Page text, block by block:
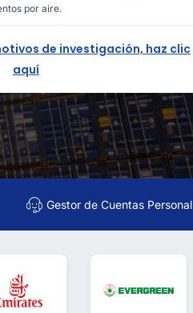
por aire.
de investigación, haz clic
aquí
Gestor de Cuentas Personal